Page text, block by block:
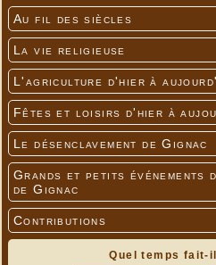
Au fil des siècles
La vie religieuse
L'agriculture d'hier à
Fêtes et loisirs d'hier à
Le désenclavement de Gignac
Grands et petits événements
de Gignac
Contributions
Quel temps